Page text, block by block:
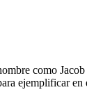
como
ejemplificar